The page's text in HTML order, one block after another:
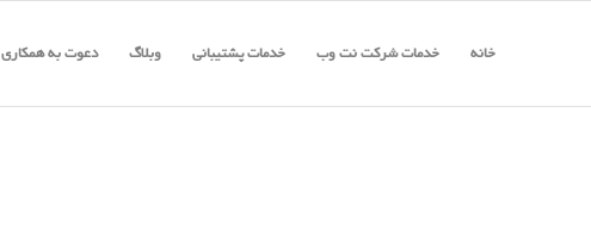
خانه خدمات شرکت نت وب خدمات پشتیبانی وبلاگ دعوت به همکاری